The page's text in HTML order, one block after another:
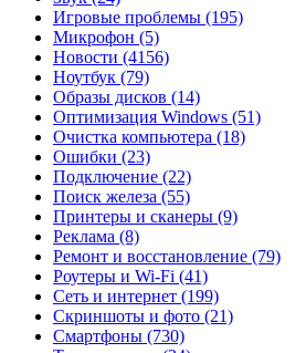
Игровые проблемы (195)
Микрофон (5)
Новости (4156)
Ноутбук (79)
Образы дисков (14)
Оптимизация Windows (51)
Очистка компьютера (18)
Ошибки (23)
Подключение (22)
Поиск железа (55)
Принтеры и сканеры (9)
Реклама (8)
Ремонт и восстановление (79)
Роутеры и Wi-Fi (41)
Сеть и интернет (199)
Скриншоты и фото (21)
Смартфоны (730)